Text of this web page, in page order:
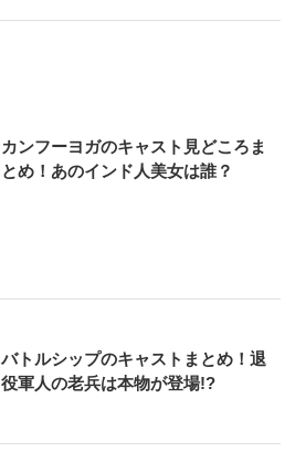
カンフーヨガのキャスト見どころま
とめ！あのインド人美女は誰？
バトルシップのキャストまとめ！退
役軍人の老兵は本物が登場!?